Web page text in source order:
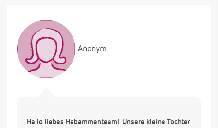
Anonym
Hallo liebes Hebammenteam! Unsere kleine Tochter